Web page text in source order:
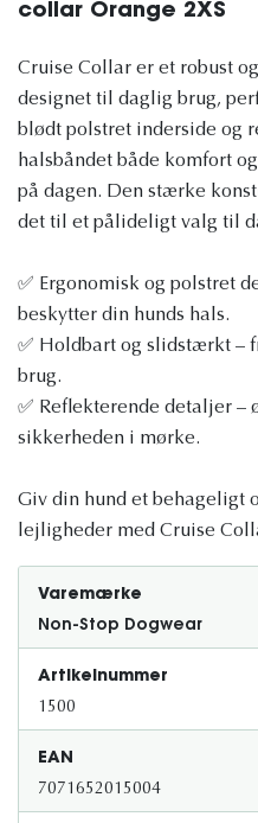
collar Orange 2XS
Cruise Collar er et robust
designet til daglig brug,
blødt polstret inderside og
halsbåndet både komfort
på dagen. Den stærke
det til et pålideligt valg til
✅ Ergonomisk og polstret
beskytter din hunds hals.
✅ Holdbart og slidstærkt –
brug.
✅ Reflekterende detaljer –
sikkerheden i mørke.
Giv din hund et behageligt
lejligheder med Cruise
Varemærke
Non-Stop Dogwear
Artikelnummer
1500
EAN
7071652015004